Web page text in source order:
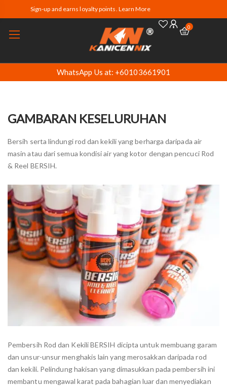
Sign-up and earns loyalty points. Learn More
0
WhatsApp Us at: +60103661901
GAMBARAN KESELURUHAN
Bersih serta lindungi rod dan kekili yang berharga daripada air
masin atau dari semua kondisi air yang kotor dengan pencuci Rod
& Reel BERSIH.
Pembersih Rod dan Kekili BERSIH dicipta untuk membuang garam
dan unsur-unsur menghakis lain yang merosakkan daripada rod
dan kekili. Pelindung hakisan yang dimasukkan pada pembersih ini
membantu mengawal karat pada bahagian luar dan menyediakan